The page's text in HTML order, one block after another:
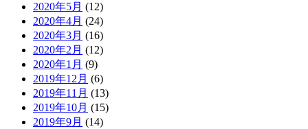
2020年5月 (12)
2020年4月 (24)
2020年3月 (16)
2020年2月 (12)
2020年1月 (9)
2019年12月 (6)
2019年11月 (13)
2019年10月 (15)
2019年9月 (14)